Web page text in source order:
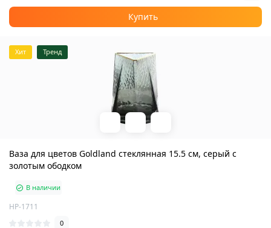
Купить
Хит Тренд
Ваза для цветов Goldland стеклянная 15.5 см, серый с
золотым ободком
В наличии
HP-1711
0